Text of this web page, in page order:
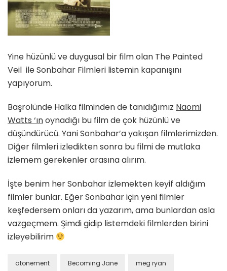
Yine hüzünlü ve duygusal bir film olan The Painted
Veil ile Sonbahar Filmleri listemin kapanışını
yapıyorum.
Başrolünde Halka filminden de tanıdığımız Naomi
Watts ‘ınoynadığı bu film de çok hüzünlü ve
düşündürücü. Yani Sonbahar’a yakışan filmlerimizden.
Diğer filmleri izledikten sonra bu filmi de mutlaka
izlemem gerekenler arasına alırım.
İşte benim her Sonbahar izlemekten keyif aldığım
filmler bunlar. Eğer Sonbahar için yeni filmler
keşfedersem onları da yazarım, ama bunlardan asla
vazgeçmem. Şimdi gidip listemdeki filmlerden birini
izleyebilirim
atonement Becoming Jane meg ryan